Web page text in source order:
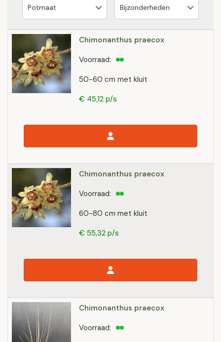
Chimonanthus praecox
50-60 cm met kluit
Voorraad:
€ 45,12 p/s
Chimonanthus praecox
60-80 cm met kluit
Voorraad:
€ 55,32 p/s
Chimonanthus praecox
Voorraad: